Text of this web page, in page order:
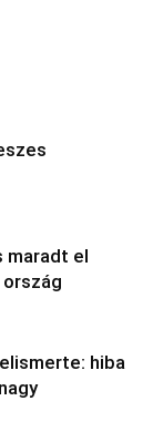
maradt el
hiba